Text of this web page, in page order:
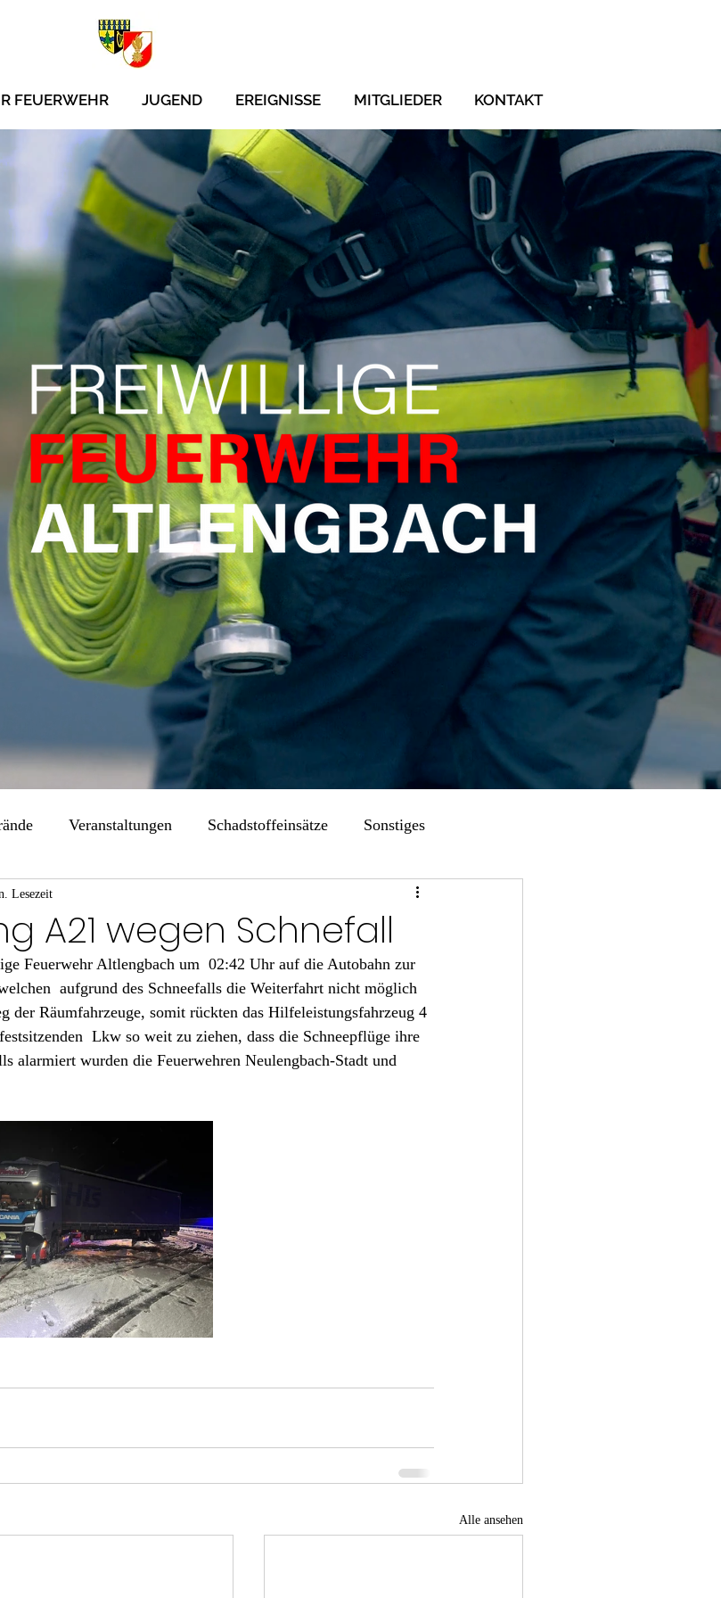
FEUERWEHR JUGEND EREIGNISSE MITGLIEDER KONTAKT
Veranstaltungen Schadstoffeinsätze Sonstiges
A21 wegen Schnefall
Lesezeit
Feuerwehr Altlengbach um  02:42 Uhr auf die Autobahn zur
aufgrund des Schneefalls die Weiterfahrt nicht möglich
der Räumfahrzeuge, somit rückten das Hilfeleistungsfahrzeug 4
Lkw so weit zu ziehen, dass die Schneepflüge ihre
alarmiert wurden die Feuerwehren Neulengbach-Stadt und
Alle ansehen